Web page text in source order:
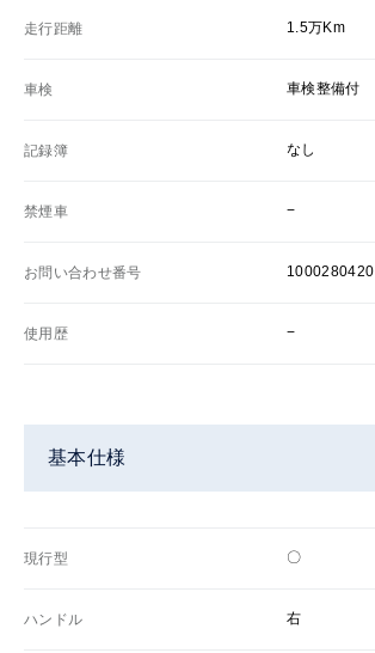
走行距離 1.5万Km
車検 車検整備付
記録簿 なし
禁煙車 −
お問い合わせ番号 1000280420
使用歴 −
基本仕様
現行型 〇
ハンドル 右